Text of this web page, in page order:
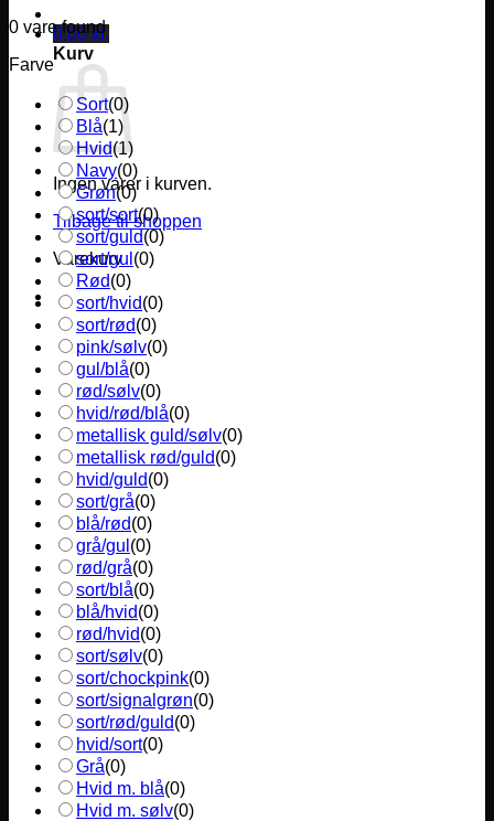
0,00 kr.
Kurv
Ingen varer i kurven.
Tilbage til shoppen
Varekurv
0 vare found
Farve
Sort(0)
Blå(1)
Hvid(1)
Navy(0)
Grøn(0)
sort/sort(0)
sort/guld(0)
sort/gul (0)
Rød(0)
sort/hvid(0)
sort/rød(0)
pink/sølv(0)
gul/blå(0)
rød/sølv(0)
hvid/rød/blå(0)
metallisk guld/sølv(0)
metallisk rød/guld(0)
hvid/guld(0)
sort/grå(0)
blå/rød(0)
grå/gul (0)
rød/grå(0)
sort/blå(0)
blå/hvid(0)
rød/hvid(0)
sort/sølv(0)
sort/chockpink(0)
sort/signalgrøn(0)
sort/rød/guld(0)
hvid/sort(0)
Grå(0)
Hvid m. blå(0)
Hvid m. sølv(0)